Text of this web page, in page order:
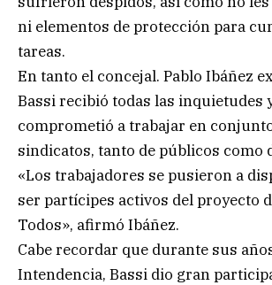
ni elementos de protección para
tareas.
En tanto el concejal. Pablo Ibáñez
Bassi recibió todas las inquietudes
comprometió a trabajar en
sindicatos, tanto de públicos como
«Los trabajadores se pusieron a
ser partícipes activos del proyecto
Todos», afirmó Ibáñez.
Cabe recordar que durante sus
Intendencia, Bassi dio gran